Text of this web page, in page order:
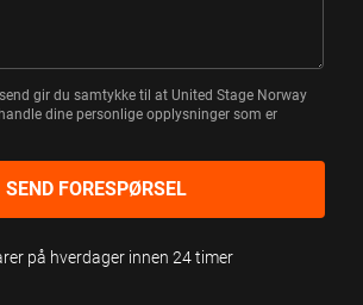
gir du samtykke til at United Stage Norway
dine personlige opplysninger som er
SEND FORESPØRSEL
på hverdager innen 24 timer